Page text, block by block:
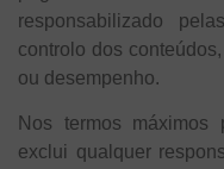
responsabilizado
controlo dos
ou desempenho.
Nos termos
exclui qualquer